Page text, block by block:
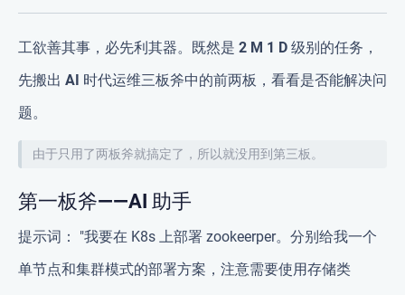
工欲善其事，必先利其器。既然是 2 M 1 D 级别的任务，
先搬出 AI 时代运维三板斧中的前两板，看看是否能解决问
题。
由于只用了两板斧就搞定了，所以就没用到第三板。
第一板斧——AI 助手
提示词：
"我要在 K8s 上部署 zookeerper。分别给我一个
单节点和集群模式的部署方案，注意需要使用存储类